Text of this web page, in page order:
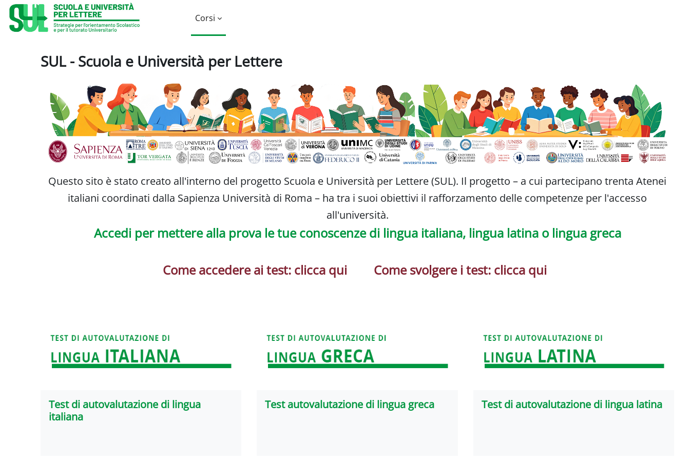
Vai al contenuto principale
Corsi
SUL - Scuola e Università per Lettere
Questo sito è stato creato all'interno del progetto Scuola e Università per Lettere (SUL). Il progetto – a cui partecipano trenta Atenei
italiani coordinati dalla Sapienza Università di Roma – ha tra i suoi obiettivi il rafforzamento delle competenze per l'accesso
all'università.
Accedi per mettere alla prova le tue conoscenze di lingua italiana, lingua latina o lingua greca
Come accedere ai test: clicca qui Come svolgere i test: clicca qui
Test di autovalutazione di lingua
italiana
Test autovalutazione di lingua greca Test di autovalutazione di lingua latina